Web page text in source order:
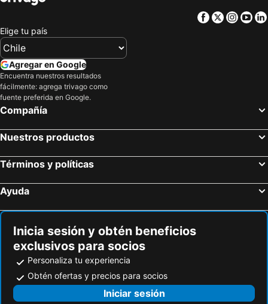
Los Maquis
Hotel Tierra de Parras
Hotel de la Avenida
Apart Hotel Chillan - Home Cozy - Empresas - Factura
Cabañas Huilipan
Homerent
Hotel Rukalaf
Cabaña Lemupewen Chillán 6 Hotel Boutique Casona Violeta
Cabañas Tronco Mayen
Habitacion Con Bano Privado
Hotel-Cabañas Rucapillan
Cabanas San Fabian
Facebook
Twitter
Elige tu país
Agregar en Google
Encuentra nuestros resultados
fácilmente: agrega trivago como
fuente preferida en Google.
Compañía
Nuestros productos
Términos y políticas
Ayuda
Inicia sesión y obtén beneficios
exclusivos para socios
Personaliza tu experiencia
Obtén ofertas y precios para socios
Iniciar sesión